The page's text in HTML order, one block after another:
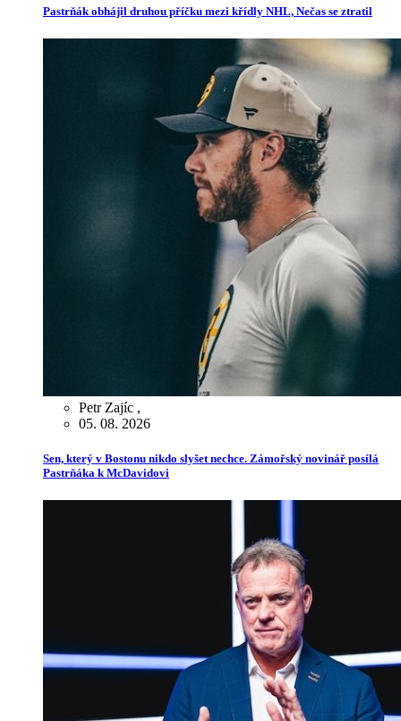
Pastrňák obhájil druhou příčku mezi křídly NHL, Nečas se ztratil
Petr Zajíc ,
05. 08. 2026
Sen, který v Bostonu nikdo slyšet nechce. Zámořský novinář posílá
Pastrňáka k McDavidovi